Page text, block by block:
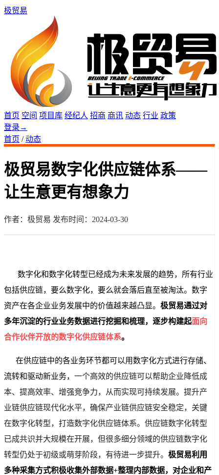
极贸易
首页 空间 项目库 经纪人 招商 商讯 动态 行业 政策
登录 →
首页 /动态
极贸易数字化供应链体系——
让生意更有想象力
作者：极贸易 发布时间：2024-03-30
包括供应链，要么数字化，要么就会落后直至被淘汰。数字
资产在各企业业务发展中的价值越来越凸显。 极贸易通过对
多年沉淀的行业业务数据进行挖掘和梳理，逐步构建起面向
合作伙伴开放的数字化供应链体系。
流转和驱动新业务， 一个高效的供应链可以帮助企业降低成
本、提高效率、增强竞争力，从而实现可持续发展。提升产
业链供应链现代化水平，确保产业链供应链安全稳定，关键
在数字化转型，打造数字化供应链体系。供应链数字化转型
已成共识并大规模在开展，但很多细分领域的供应链数字化
转型仍处于初级或萌芽阶段，有待进一步提升。 极贸易利用
多种采集方式积极收集外部数据+整理内部数据，对企业和产